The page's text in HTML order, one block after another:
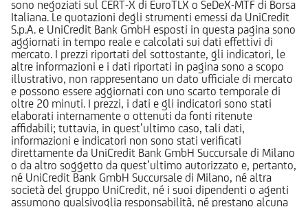
sono negoziati sul CERT-X di EuroTLX o SeDeX-MTF di Borsa
Italiana. Le quotazioni degli strumenti emessi da UniCredit
S.p.A. e UniCredit Bank GmbH esposti in questa pagina sono
aggiornati in tempo reale e calcolati sui dati effettivi di
mercato. I prezzi riportati del sottostante, gli indicatori, le
altre informazioni e i dati riportati in pagina sono a scopo
illustrativo, non rappresentano un dato ufficiale di mercato
e possono essere aggiornati con uno scarto temporale di
oltre 20 minuti. I prezzi, i dati e gli indicatori sono stati
elaborati internamente o ottenuti da fonti ritenute
affidabili; tuttavia, in quest’ultimo caso, tali dati,
informazioni e indicatori non sono stati verificati
direttamente da UniCredit Bank GmbH Succursale di Milano
o da altro soggetto da quest’ultimo autorizzato e, pertanto,
né UniCredit Bank GmbH Succursale di Milano, né altra
società del gruppo UniCredit, né i suoi dipendenti o agenti
assumono qualsivoglia responsabilità, né prestano alcuna